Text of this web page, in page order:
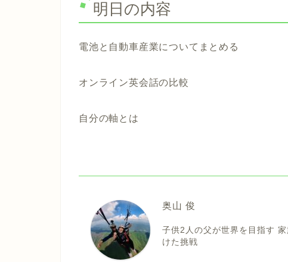
明日の内容
電池と自動車産業についてまとめる
オンライン英会話の比較
自分の軸とは
奥山 俊
子供2人の父が世界を目指す
けた挑戦